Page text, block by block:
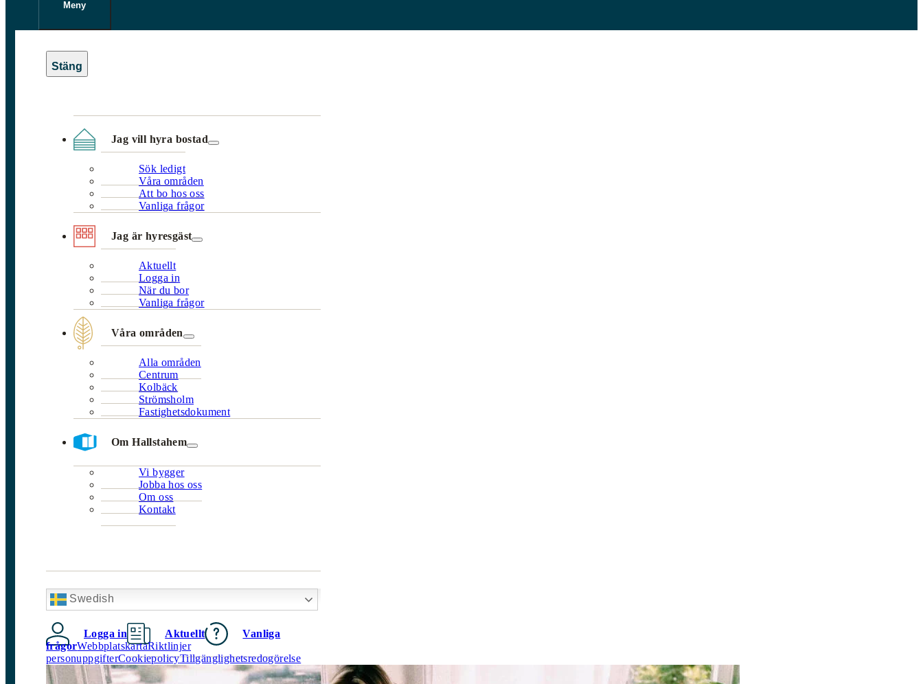
Meny
Jag vill hyra bostad
Sök ledigt
Våra områden
Att bo hos oss
Vanliga frågor
Jag är hyresgäst
Aktuellt
Logga in
När du bor
Vanliga frågor
Våra områden
Alla områden
Centrum
Kolbäck
Strömsholm
Fastighetsdokument
Om Hallstahem
Vi bygger
Jobba hos oss
Om oss
Kontakt
Swedish
Logga in Aktuellt
Vanliga
frågorWebbplatskartaRiktlinjer
personuppgifterCookiepolicyTillgänglighetsredogörelse